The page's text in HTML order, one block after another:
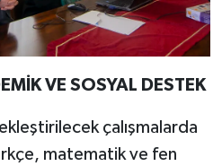
VE SOSYAL DESTEK
çalışmalarda
matematik ve fen